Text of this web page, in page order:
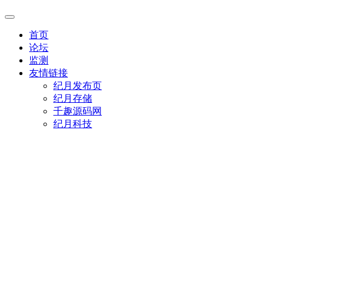
首页
论坛
监测
友情链接
纪月发布页
纪月存储
千趣源码网
纪月科技